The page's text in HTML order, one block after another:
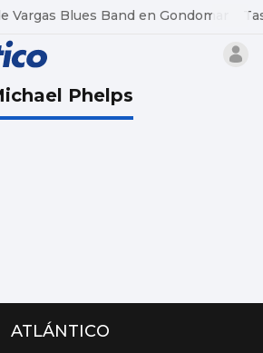
Vargas Blues Band en Gondomar
Phelps
ATLÁNTICO